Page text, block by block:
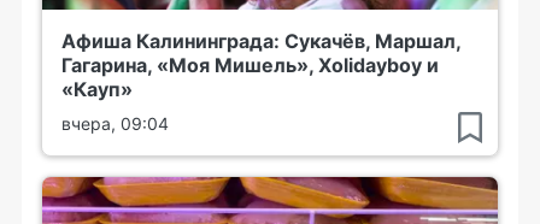
Афиша Калининграда: Сукачёв, Маршал,
Гагарина, «Моя Мишель», Xolidayboy и
«Кауп»
вчера, 09:04